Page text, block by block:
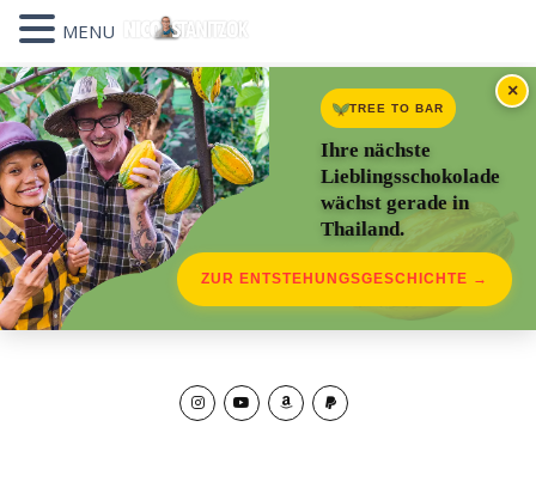
×
TREE TO BAR
Ihre nächste
Lieblingsschokolade
wächst gerade in
Thailand.
ZUR ENTSTEHUNGSGESCHICHTE →
MENU